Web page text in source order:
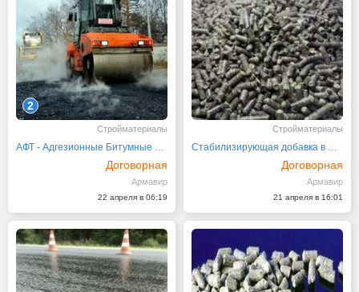
2
Стройматериалы
АФТ - Адгезионные Битумные добавки от производителя
Договорная
Армавир
22 апреля в 06:19
Стройматериалы
Стабилизирующая добавка в ЩМА АБСПРО 40 руб. кг
Договорная
Армавир
21 апреля в 16:01